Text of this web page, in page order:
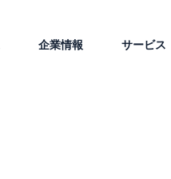
企業情報 サービス